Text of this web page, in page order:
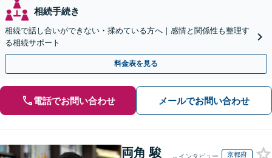
相続手続き
相続で話し合いができない・揉めている方へ｜感情と関係性も整理す
る相続サポート
料金表を見る
電話でお問い合わせ メールでお問い合わせ
両角 駿
インタビュー
京都府